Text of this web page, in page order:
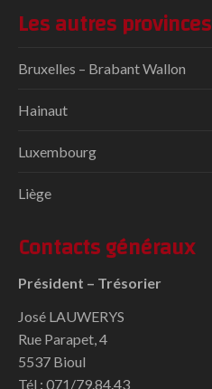
Les autres provinces
Bruxelles – Brabant Wallon
Hainaut
Luxembourg
Liège
Contacts généraux
Président – Trésorier
José LAUWERYS
Rue Parapet, 4
5537 Bioul
Tél : 071/79.84.43